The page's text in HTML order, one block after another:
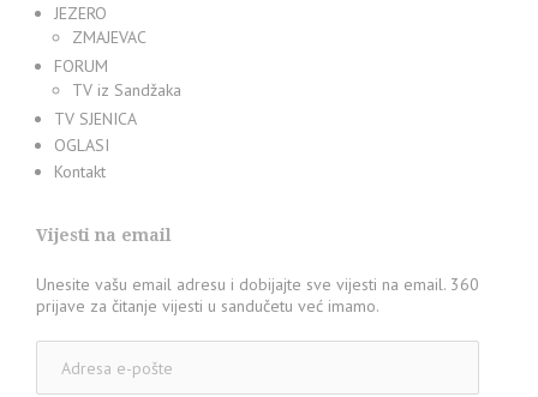
JEZERO
ZMAJEVAC
FORUM
TV iz Sandžaka
TV SJENICA
OGLASI
Kontakt
Vijesti na email
Unesite vašu email adresu i dobijajte sve vijesti na email. 360
prijave za čitanje vijesti u sandučetu već imamo.